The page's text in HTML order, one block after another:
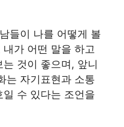
들이 나를 어떻게 볼
가 어떤 말을 하고
것이 좋으며, 앞니
는 자기표현과 소통
수 있다는 조언을